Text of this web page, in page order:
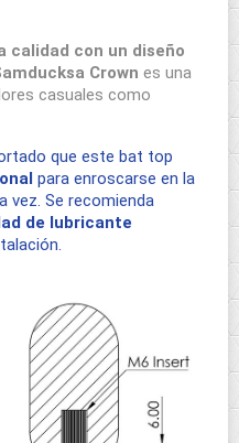
calidad con un diseño
Crown es una
casuales como
que este bat top
para enroscarse en la
vez. Se recomienda
de lubricante